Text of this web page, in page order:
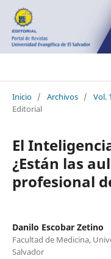
Inicio / Archivos / Vol.
Editorial
El
¿Están las
profesional
Danilo Escobar Zetino
Facultad de Medicina,
Salvador